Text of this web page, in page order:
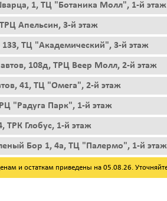
1, ТЦ "Ботаника Молл", 1-й этаж
Апельсин, 3-й этаж
133, ТЦ "Академический", 3-й этаж
108д, ТРЦ Веер Молл, 2-й этаж
41, ТЦ "Омега", 2-й этаж
"Радуга Парк", 1-й этаж
ТРК Глобус, 1-й этаж
Бор 1, 4а, ТЦ "Палермо", 1-й этаж
и остаткам приведены на 05.08.26.